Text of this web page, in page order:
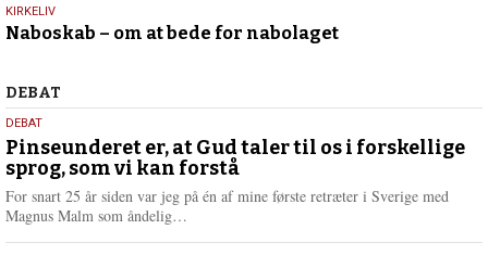
9.
juli
KIRKELIV
Naboskab – om at bede for nabolaget
Debat
DEBAT
5.
august
2026
DEBAT
Pinseunderet er, at Gud taler til os i forskellige
sprog, som vi kan forstå
For snart 25 år siden var jeg på én af mine første retræter i Sverige med
Magnus Malm som åndelig…